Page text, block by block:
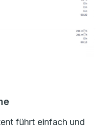
führt einfach und